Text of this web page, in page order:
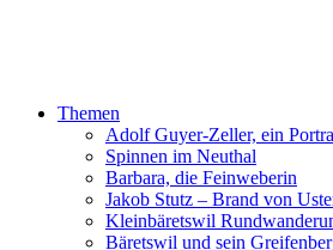
Themen
Adolf Guyer-Zeller, ein
Spinnen im Neuthal
Barbara, die Feinweberin
Jakob Stutz – Brand von
Kleinbäretswil
Bäretswil und sein